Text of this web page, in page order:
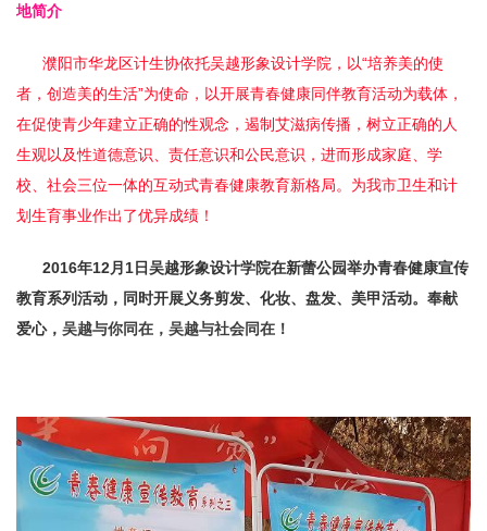
地简介
濮阳市华龙区计生协依托吴越形象设计学院，以“培养美的使
者，创造美的生活”为使命，以开展青春健康同伴教育活动为载体，
在促使青少年建立正确的性观念，遏制艾滋病传播，树立正确的人
生观以及性道德意识、责任意识和公民意识，进而形成家庭、学
校、社会三位一体的互动式青春健康教育新格局。为我市卫生和计
划生育事业作出了优异成绩！
2016年12月1日吴越形象设计学院在新蕾公园举办青春健康宣传
教育系列活动，同时开展义务剪发、化妆、盘发、美甲活动。 奉献
爱心， 吴越与你同在，吴越与社会同在！